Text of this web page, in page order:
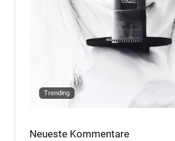
Trending
Neueste Kommentare